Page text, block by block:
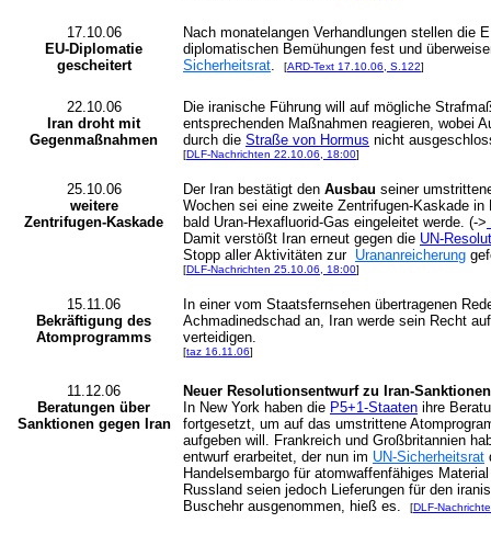
17.10.06
EU-Diplomatie
gescheitert
Nach monatelangen Verhandlungen stellen die
diplomatischen Bemühungen fest und
Sicherheitsrat. [ARD-Text 17.10.06, S.122]
22.10.06
Iran droht mit
Gegenmaßnahmen
Die iranische Führung will auf mögliche
entsprechenden Maßnahmen reagieren, wobei
durch die Straße von Hormus nicht
[DLF-Nachrichten 22.10.06, 18:00]
25.10.06
weitere
Zentrifugen-Kaskade
Der Iran bestätigt den Ausbau seiner
Wochen sei eine zweite Zentrifugen-Kaskade
bald Uran-Hexafluorid-Gas eingeleitet werde. (->
Damit verstößt Iran erneut gegen die UN-
Stopp aller Aktivitäten zur Urananreicherung
[DLF-Nachrichten 25.10.06, 18:00]
15.11.06
Bekräftigung des
Atomprogramms
In einer vom Staatsfernsehen übertragenen
Achmadinedschad an, Iran werde sein Recht
verteidigen.
[taz 16.11.06]
11.12.06
Beratungen über
Sanktionen gegen Iran
Neuer Resolutionsentwurf zu Iran-Sanktionen
In New York haben die P5+1-Staaten ihre
fortgesetzt, um auf das umstrittene
aufgeben will. Frankreich und Großbritannien
entwurf erarbeitet, der nun im UN-Sicherheitsrat
Handelsembargo für atomwaffenfähiges
Russland seien jedoch Lieferungen für den
Buschehr ausgenommen, hieß es.
[DLF-